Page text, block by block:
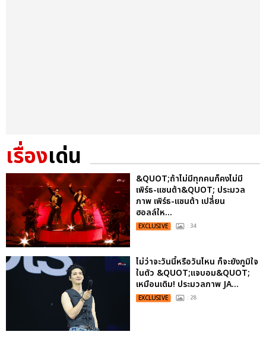
เรื่องเด่น
&QUOT;ถ้าไม่มีทุกคนก็คงไม่มี
เพิร์ธ-แซนต้า&QUOT; ประมวล
ภาพ เพิร์ธ-แซนต้า เปลี่ยน
ฮอลล์ให...
EXCLUSIVE : 34
ไม่ว่าจะวันนี้หรือวันไหน ก็จะยังภูมิใจ
ในตัว &QUOT;แจบอม&QUOT;
เหมือนเดิม! ประมวลภาพ JA...
EXCLUSIVE : 28